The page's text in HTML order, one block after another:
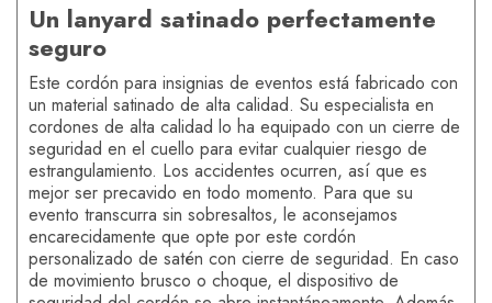
Un lanyard satinado perfectamente
seguro
Este cordón para insignias de eventos está fabricado con
un material satinado de alta calidad. Su especialista en
cordones de alta calidad lo ha equipado con un cierre de
seguridad en el cuello para evitar cualquier riesgo de
estrangulamiento. Los accidentes ocurren, así que es
mejor ser precavido en todo momento. Para que su
evento transcurra sin sobresaltos, le aconsejamos
encarecidamente que opte por este cordón
personalizado de satén con cierre de seguridad. En caso
de movimiento brusco o choque, el dispositivo de